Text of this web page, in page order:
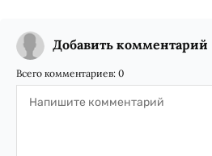
Добавить комментарий
Всего комментариев: 0